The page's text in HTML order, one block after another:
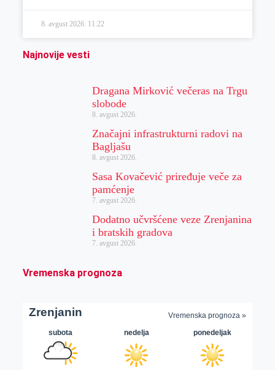
8. avgust 2026. 11:22
Najnovije vesti
Dragana Mirković večeras na Trgu
slobode
8. avgust 2026.
Značajni infrastrukturni radovi na
Bagljašu
8. avgust 2026.
Sasa Kovačević priređuje veče za
pamćenje
7. avgust 2026.
Dodatno učvršćene veze Zrenjanina
i bratskih gradova
7. avgust 2026.
Vremenska prognoza